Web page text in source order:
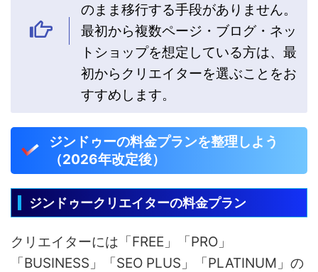
のまま移行する手段がありません。
最初から複数ページ・ブログ・ネッ
トショップを想定している方は、最
初からクリエイターを選ぶことをお
すすめします。
ジンドゥーの料金プランを整理しよう
（2026年改定後）
ジンドゥークリエイターの料金プラン
クリエイターには「FREE」「PRO」
「BUSINESS」「SEO PLUS」「PLATINUM」の